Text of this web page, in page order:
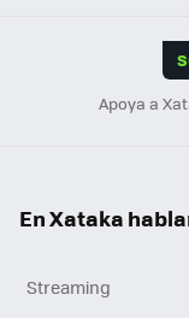
Apoya a
En Xataka
Streaming